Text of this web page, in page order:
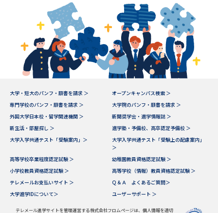
大学・短大のパンフ・願書を請求 ＞
オープンキャンパス検索 ＞
専門学校のパンフ・願書を請求 ＞
大学院のパンフ・願書を請求 ＞
外国大学日本校・留学関連機関 ＞
新聞奨学会・進学情報誌 ＞
新生活・部屋探し ＞
進学塾・予備校、高卒認定予備校 ＞
大学入学共通テスト「受験案内」＞
大学入学共通テスト「受験上の配慮案内」
＞
高等学校卒業程度認定試験 ＞
幼稚園教員資格認定試験 ＞
小学校教員資格認定試験 ＞
高等学校（情報）教員資格認定試験 ＞
テレメールお支払いサイト ＞
Ｑ＆Ａ よくあるご質問＞
大学進学IDについて＞
ユーザーサポート ＞
テレメール進学サイトを管理運営する株式会社フロムページは、個人情報を適切